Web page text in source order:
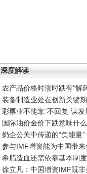
深度解读
农产品价格时涨时跌有“解
装备制造业处在创新关键期
彩票业不能靠“不回复”谋发
国际油价金价下跌意味什么
奶企公关中传递的“负能量”
参与IMF增资能为中国带来
希腊造血还需依靠基本制
徐立凡：中国增资IMF既